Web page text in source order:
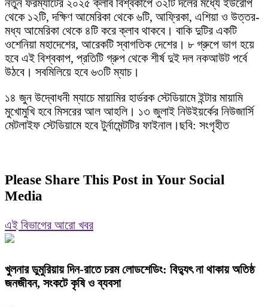
নতুন ফরম্যাটের ২০২৫ ক্লাব বিশ্বকাপে ৩২টি দলের মধ্যে ইউরোপ
থেকে ১২টি, দক্ষিণ আমেরিকা থেকে ৬টি, আফ্রিকা, এশিয়া ও উত্তর-
মধ্য আমেরিকা থেকে ৪টি করে ক্লাব থাকবে। বাকি দুটির একটি
ওশেনিয়া মহাদেশের, আরেকটি স্বাগতিক দেশের। ৮ গ্রুপে ভাগ হয়ে
হবে এই বিশ্বকাপ, প্রতিটি গ্রুপ থেকে শীর্ষ দুই দল নকআউট পর্বে
উঠবে। সবমিলিয়ে হবে ৬৩টি ম্যাচ।
১৪ জুন উদ্বোধনী ম্যাচে মায়ামির হার্ডরক স্টেডিয়ামে ইন্টার মায়ামি
মুখোমুখি হবে মিসরের আল আহলি। ১৩ জুলাই নিউইয়র্কের নিউজার্সি
মেটলাইফ স্টেডিয়ামে হবে টুর্নামেন্টটির ফাইনাল।ছবি: সংগৃহীত
Please Share This Post in Your Social
Media
এই বিভাগের আরো খবর
খুলনার ডুমুরিয়ায় দিন-রাতে চরম লোডশেডিং: বিদ্যুৎ না থাকায় অতিষ্ঠ
জনজীবন, সংকটে কৃষি ও ব্যবসা